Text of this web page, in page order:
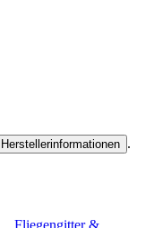
Herstellerinformationen .
Fliegengitter &